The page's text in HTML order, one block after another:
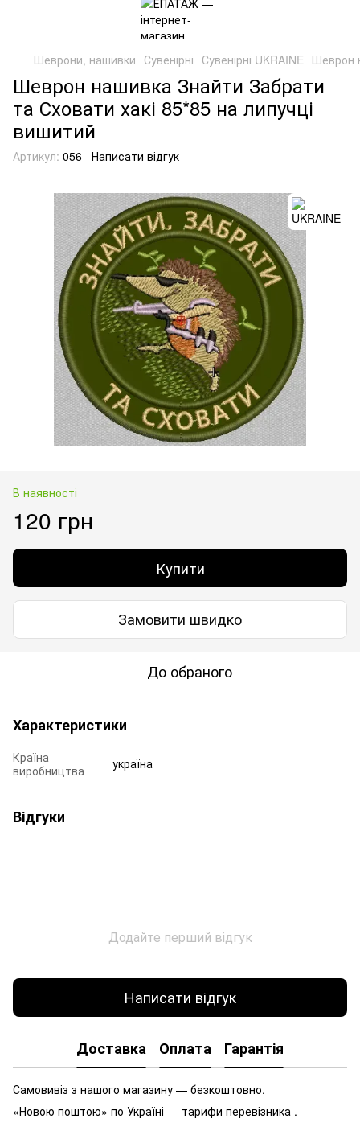
Шеврони, нашивки Сувенірні Сувенірні UKRAINE Шеврон
Шеврон нашивка Знайти Забрати
та Сховати хакі 85*85 на липучці
вишитий
Артикул: 056 Написати відгук
В наявності
120 грн
Купити
Замовити швидко
До обраного
Характеристики
Країна
виробництва
україна
Відгуки
Додайте перший відгук
Написати відгук
Доставка Оплата Гарантія
Самовивіз з нашого магазину — безкоштовно.
«Новою поштою» по Україні — тарифи перевізника .